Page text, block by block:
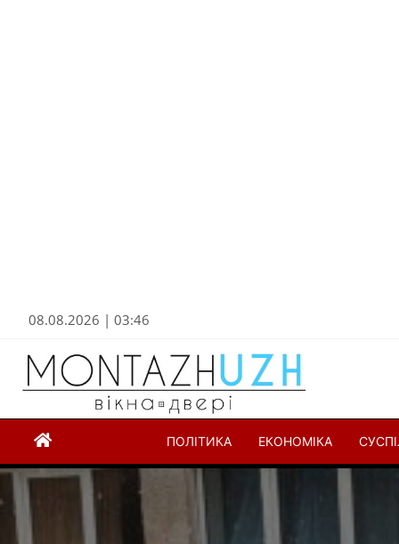
08.08.2026 | 03:46
ПОЛІТИКА ЕКОНОМІКА